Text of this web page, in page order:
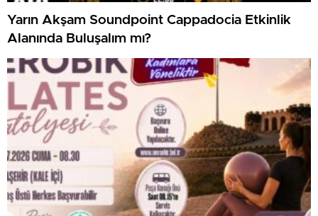
Yarın Akşam Soundpoint Cappadocia Etkinlik
Alanında Buluşalım mı?